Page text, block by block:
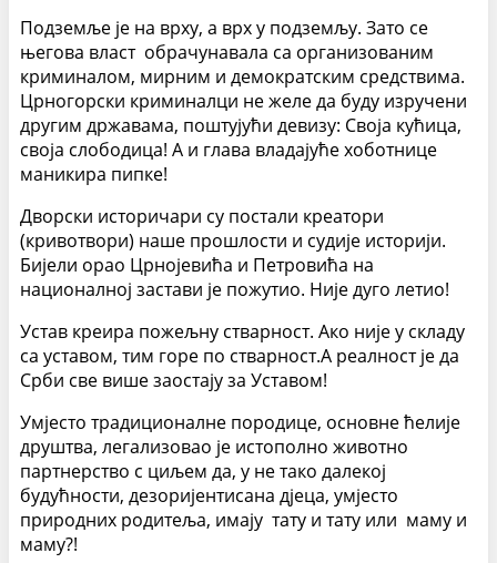
Подземље је на врху, а врх у подземљу. Зато се
његова власт обрачунавала са организованим
криминалом, мирним и демократским средствима.
Црногорски криминалци не желе да буду изручени
другим државама, поштујући девизу: Своја кућица,
своја слободица! А и глава владајуће хоботнице
маникира пипке!
Дворски историчари су постали креатори
(кривотвори) наше прошлости и судије историји.
Бијели орао Црнојевића и Петровића на
националној застави је пожутио. Није дуго летио!
Устав креира пожељну стварност. Ако није у складу
са уставом, тим горе по стварност.А реалност је да
Срби све више заостају за Уставом!
Умјесто традиционалне породице, основне ћелије
друштва, легализовао је истополно животно
партнерство с циљем да, у не тако далекој
будућности, дезоријентисана дјеца, умјесто
природних родитеља, имају тату и тату или маму и
маму?!